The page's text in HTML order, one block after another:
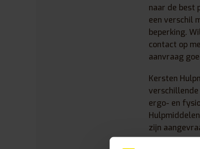
naar de best
een verschil
beperking.
contact op
aanvraag
Kersten
ergo- en
zijn